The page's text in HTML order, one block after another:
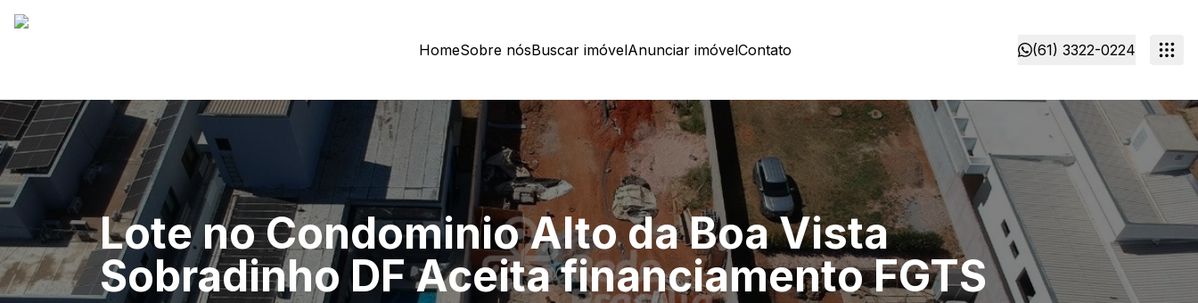
HomeSobre nósBuscar imóvelAnunciar imóvelContato (61) 3322-0224
Lote no Condominio Alto da Boa Vista
Sobradinho DF Aceita financiamento FGTS